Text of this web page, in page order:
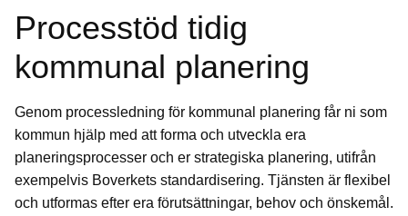
Processtöd tidig
kommunal planering
Genom processledning för kommunal planering får ni som
kommun hjälp med att forma och utveckla era
planeringsprocesser och er strategiska planering, utifrån
exempelvis Boverkets standardisering. Tjänsten är flexibel
och utformas efter era förutsättningar, behov och önskemål.